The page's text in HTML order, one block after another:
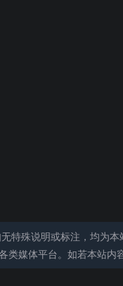
特殊说明或标注，均为
类媒体平台。如若本站内